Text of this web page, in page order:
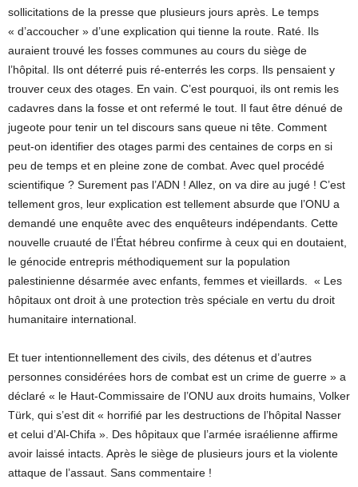
sollicitations de la presse que plusieurs jours après. Le temps
« d’accoucher » d’une explication qui tienne la route. Raté. Ils
auraient trouvé les fosses communes au cours du siège de
l’hôpital. Ils ont déterré puis ré-enterrés les corps. Ils pensaient y
trouver ceux des otages. En vain. C’est pourquoi, ils ont remis les
cadavres dans la fosse et ont refermé le tout. Il faut être dénué de
jugeote pour tenir un tel discours sans queue ni tête. Comment
peut-on identifier des otages parmi des centaines de corps en si
peu de temps et en pleine zone de combat. Avec quel procédé
scientifique ? Surement pas l’ADN ! Allez, on va dire au jugé ! C’est
tellement gros, leur explication est tellement absurde que l’ONU a
demandé une enquête avec des enquêteurs indépendants. Cette
nouvelle cruauté de l’État hébreu confirme à ceux qui en doutaient,
le génocide entrepris méthodiquement sur la population
palestinienne désarmée avec enfants, femmes et vieillards. « Les
hôpitaux ont droit à une protection très spéciale en vertu du droit
humanitaire international.
Et tuer intentionnellement des civils, des détenus et d’autres
personnes considérées hors de combat est un crime de guerre » a
déclaré « le Haut-Commissaire de l’ONU aux droits humains, Volker
Türk, qui s’est dit « horrifié par les destructions de l’hôpital Nasser
et celui d’Al-Chifa ». Des hôpitaux que l’armée israélienne affirme
avoir laissé intacts. Après le siège de plusieurs jours et la violente
attaque de l’assaut. Sans commentaire !